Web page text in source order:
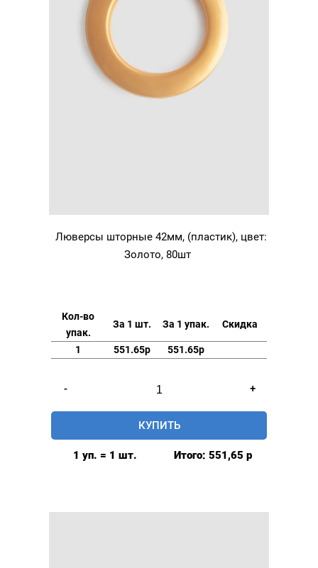
Люверсы шторные 42мм, (пластик), цвет:
Золото, 80шт
Кол-во
упак.
За 1 шт. За 1 упак. Скидка
1 551.65р 551.65р
-
товара
Люверсы
шторные
+
КУПИТЬ
1 уп. = 1 шт. Итого: 551,65 р